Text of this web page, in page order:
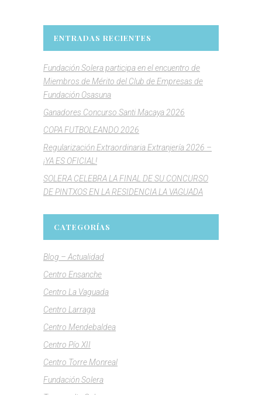
ENTRADAS RECIENTES
Fundación Solera participa en el encuentro de
Miembros de Mérito del Club de Empresas de
Fundación Osasuna
Ganadores Concurso Santi Macaya 2026
COPA FUTBOLEANDO 2026
Regularización Extraordinaria Extranjería 2026 –
¡YA ES OFICIAL!
SOLERA CELEBRA LA FINAL DE SU CONCURSO
DE PINTXOS EN LA RESIDENCIA LA VAGUADA
CATEGORÍAS
Blog – Actualidad
Centro Ensanche
Centro La Vaguada
Centro Larraga
Centro Mendebaldea
Centro Pío XII
Centro Torre Monreal
Fundación Solera